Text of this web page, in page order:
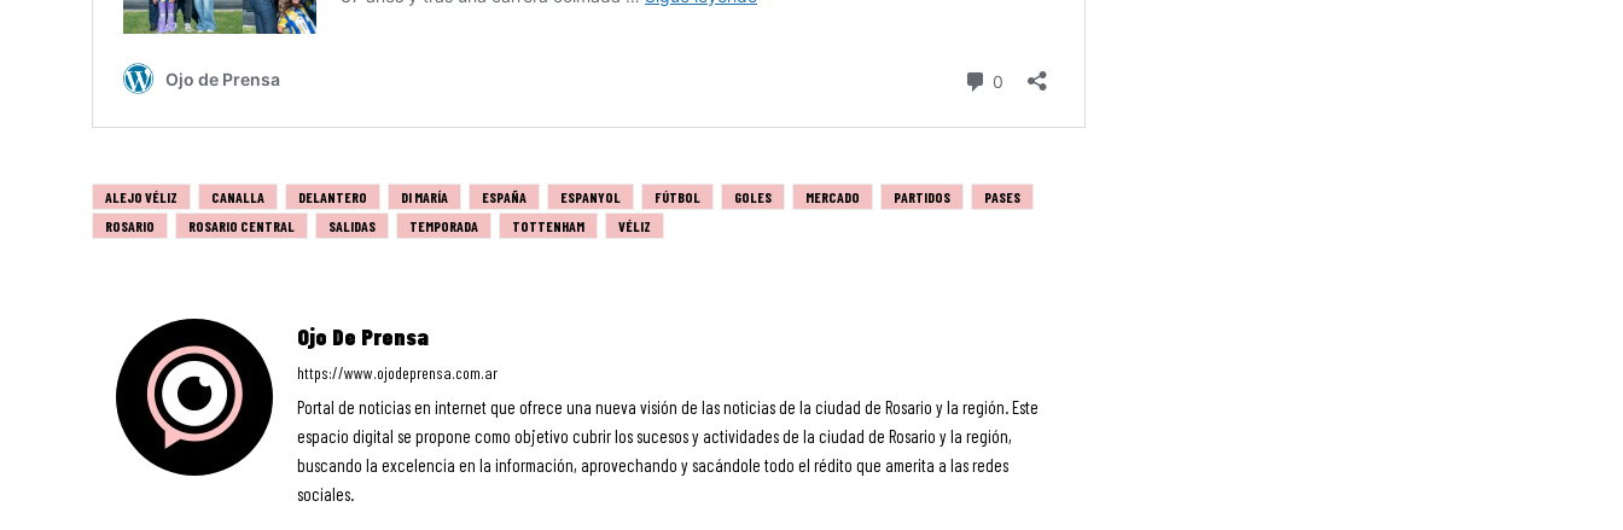
ALEJO VÉLIZ CANALLA DELANTERO DI MARÍA ESPAÑA ESPANYOL FÚTBOL GOLES MERCADO PARTIDOS
PASES
ROSARIO
ROSARIO CENTRAL SALIDAS TEMPORADA TOTTENHAM VÉLIZ
Ojo De Prensa
https://www.ojodeprensa.com.ar
Portal de noticias en internet que ofrece una nueva visión de las noticias de la ciudad de Rosario y la región. Este
espacio digital se propone como objetivo cubrir los sucesos y actividades de la ciudad de Rosario y la región,
buscando la excelencia en la información, aprovechando y sacándole todo el rédito que amerita a las redes
sociales.